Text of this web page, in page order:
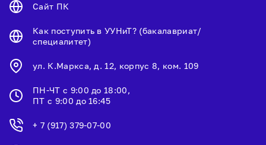
Сайт ПК
Как поступить в УУНиТ? (бакалавриат/
специалитет)
ул. К.Маркса, д. 12, корпус 8, ком. 109
ПН-ЧТ с 9:00 до 18:00,
ПТ с 9:00 до 16:45
+ 7 (917) 379-07-00